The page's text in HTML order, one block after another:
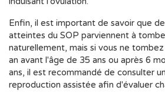
Enfin, il est important de savoir que
atteintes du SOP parviennent à
naturellement, mais si vous ne
an avant l'âge de 35 ans ou après 6
ans, il est recommandé de consulter
reproduction assistée afin d'évaluer